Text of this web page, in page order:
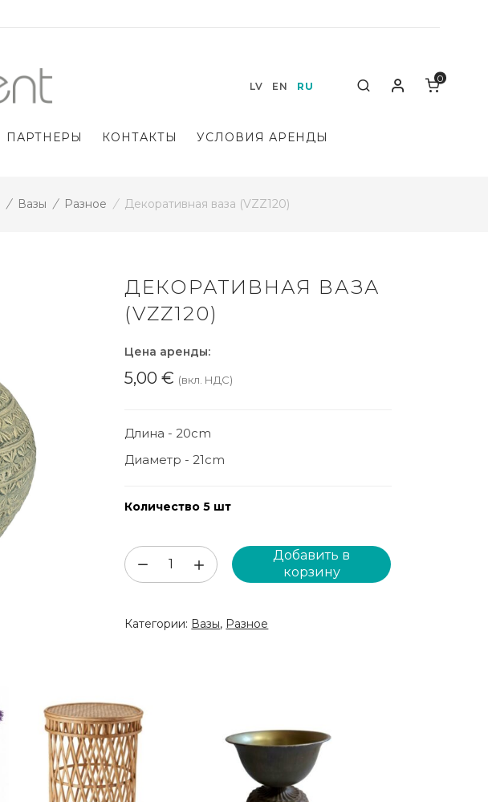
ПАРТНЕРЫ КОНТАКТЫ УСЛОВИЯ АРЕНДЫ
LV EN RU Search Мой аккаунт
0
/ Вазы / Разное / Декоративная ваза (VZZ120)
ДЕКОРАТИВНАЯ ВАЗА
(VZZ120)
Цена аренды:
5,00€ (вкл. НДС)
Длина - 20cm
Диаметр - 21cm
Количество 5 шт
Количество
товара
ваза
Добавить в
корзину
Категории: Вазы, Разное